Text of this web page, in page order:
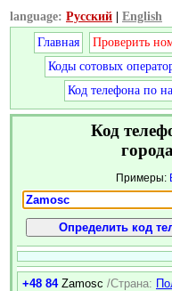
language: Русский
English
Главная
Проверить
Коды сотовых
Код телефона по
Код
Примеры:
+48 84 Zamosc /Страна: